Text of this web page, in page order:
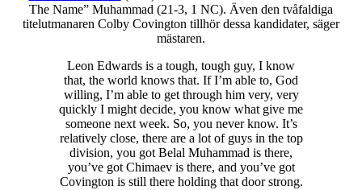
The Name” Muhammad (21-3, 1 NC). Även den tvåfaldiga
titelutmanaren Colby Covington tillhör dessa kandidater, säger
mästaren.
Leon Edwards is a tough, tough guy, I know
that, the world knows that. If I’m able to, God
willing, I’m able to get through him very, very
quickly I might decide, you know what give me
someone next week. So, you never know. It’s
relatively close, there are a lot of guys in the top
division, you got Belal Muhammad is there,
you’ve got Chimaev is there, and you’ve got
Covington is still there holding that door strong.